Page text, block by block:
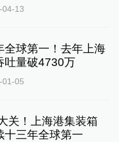
04-13
全球第一！去年上海
吐量破4730万
01-05
关！上海港集装箱
十三年全球第一